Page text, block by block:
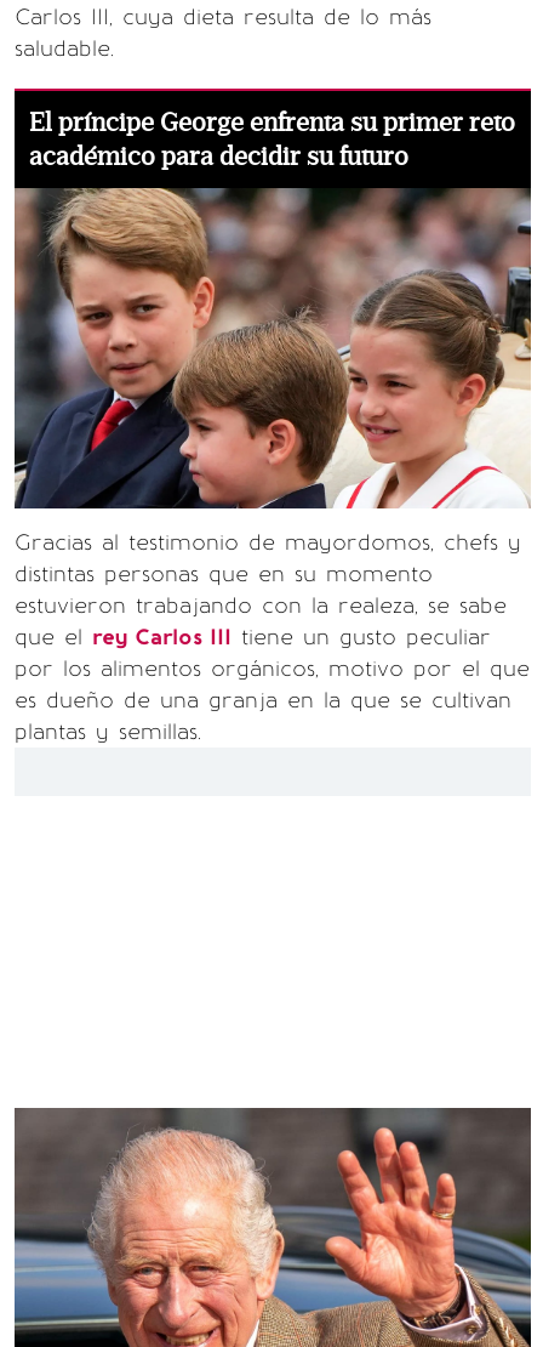
Carlos III, cuya dieta resulta de lo más
saludable.
El príncipe George enfrenta su primer reto
académico para decidir su futuro
Gracias al testimonio de mayordomos, chefs y
distintas personas que en su momento
estuvieron trabajando con la realeza, se sabe
que el rey Carlos III tiene un gusto peculiar
por los alimentos orgánicos, motivo por el que
es dueño de una granja en la que se cultivan
plantas y semillas.